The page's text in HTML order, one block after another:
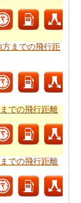
市 金谷まで飛
、 日本、静岡
のルートを知
ていません、
岡県島田市 金
るのに費用が
金谷までの旅
方までの飛行距
での飛行距離
での飛行距離